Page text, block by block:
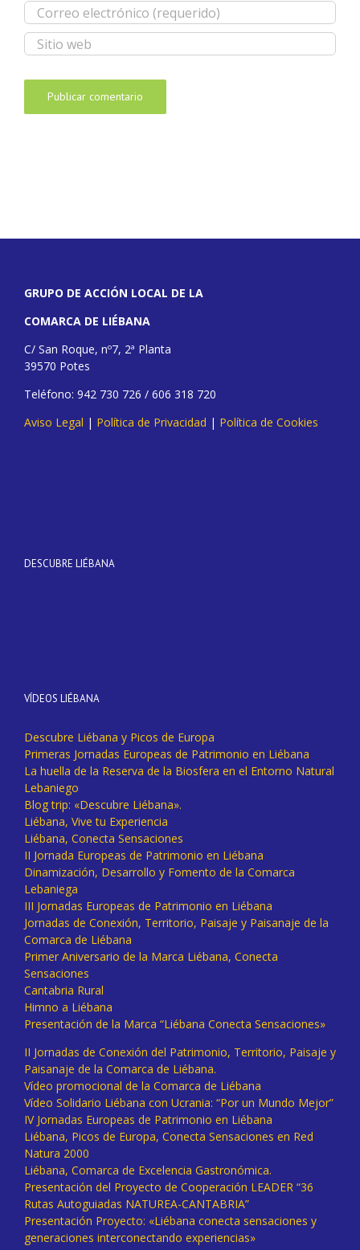
GRUPO DE ACCIÓN LOCAL DE LA
COMARCA DE LIÉBANA
C/ San Roque, nº7, 2ª Planta
39570 Potes
Teléfono: 942 730 726 / 606 318 720
Aviso Legal | Política de Privacidad | Política de Cookies
DESCUBRE LIÉBANA
VÍDEOS LIÉBANA
Descubre Liébana y Picos de Europa
Primeras Jornadas Europeas de Patrimonio en Liébana
La huella de la Reserva de la Biosfera en el Entorno Natural
Lebaniego
Blog trip: «Descubre Liébana».
Liébana, Vive tu Experiencia
Liébana, Conecta Sensaciones
II Jornada Europeas de Patrimonio en Liébana
Dinamización, Desarrollo y Fomento de la Comarca
Lebaniega
III Jornadas Europeas de Patrimonio en Liébana
Jornadas de Conexión, Territorio, Paisaje y Paisanaje de la
Comarca de Liébana
Primer Aniversario de la Marca Liébana, Conecta
Sensaciones
Cantabria Rural
Himno a Liébana
Presentación de la Marca “Liébana Conecta Sensaciones»
II Jornadas de Conexión del Patrimonio, Territorio, Paisaje y
Paisanaje de la Comarca de Liébana.
Vídeo promocional de la Comarca de Liébana
Vídeo Solidario Liébana con Ucrania: “Por un Mundo Mejor”
IV Jornadas Europeas de Patrimonio en Liébana
Liébana, Picos de Europa, Conecta Sensaciones en Red
Natura 2000
Liébana, Comarca de Excelencia Gastronómica.
Presentación del Proyecto de Cooperación LEADER “36
Rutas Autoguiadas NATUREA-CANTABRIA”
Presentación Proyecto: «Liébana conecta sensaciones y
generaciones interconectando experiencias»